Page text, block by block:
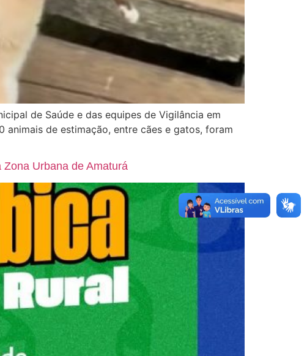
de Saúde e das equipes de Vigilância em
de estimação, entre cães e gatos, foram
Urbana de Amaturá